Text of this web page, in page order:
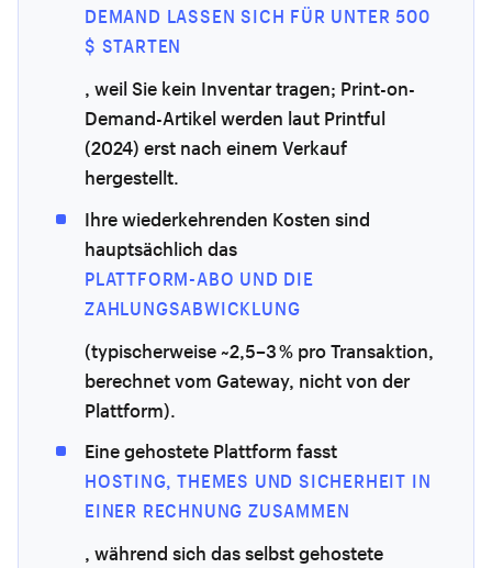
DEMAND LASSEN SICH FÜR UNTER 500
$ STARTEN
, weil Sie kein Inventar tragen; Print-on-
Demand-Artikel werden laut Printful
(2024) erst nach einem Verkauf
hergestellt.
Ihre wiederkehrenden Kosten sind
hauptsächlich das
PLATTFORM-ABO UND DIE
ZAHLUNGSABWICKLUNG
(typischerweise ~2,5–3 % pro Transaktion,
berechnet vom Gateway, nicht von der
Plattform).
Eine gehostete Plattform fasst
HOSTING, THEMES UND SICHERHEIT IN
EINER RECHNUNG ZUSAMMEN
, während sich das selbst gehostete